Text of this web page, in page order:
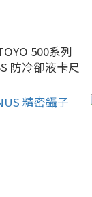
500系列
防冷卻液卡尺